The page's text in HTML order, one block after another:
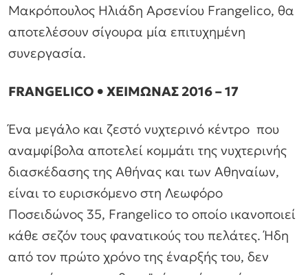
Μακρόπουλος Ηλιάδη Αρσενίου Frangelico, θα
αποτελέσουν σίγουρα μία επιτυχημένη
συνεργασία.
FRANGELICO • ΧΕΙΜΩΝΑΣ 2016 – 17
Ένα μεγάλο και ζεστό νυχτερινό κέντρο που
αναμφίβολα αποτελεί κομμάτι της νυχτερινής
διασκέδασης της Αθήνας και των Αθηναίων,
είναι το ευρισκόμενο στη Λεωφόρο
Ποσειδώνος 35, Frangelico το οποίο ικανοποιεί
κάθε σεζόν τους φανατικούς του πελάτες. Ήδη
από τον πρώτο χρόνο της έναρξής του, δεν